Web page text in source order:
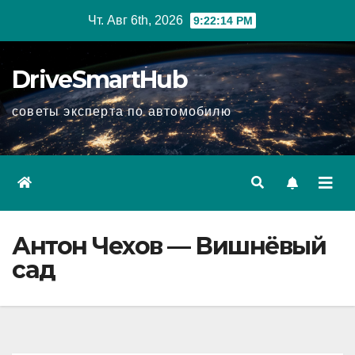
Чт. Авг 6th, 2026 9:22:15 PM
DriveSmartHub
советы эксперта по автомобилю
Антон Чехов — Вишнёвый
сад